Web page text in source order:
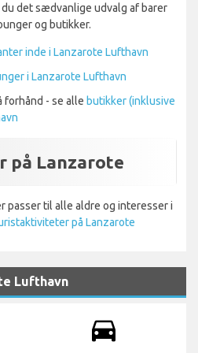
det sædvanlige udvalg af barer
og butikker.
inde i Lanzarote Lufthavn
i Lanzarote Lufthavn
forhånd - se alle butikker (inklusive
på Lanzarote
passer til alle aldre og interesser i
på Lanzarote
Lufthavn
drive_eta